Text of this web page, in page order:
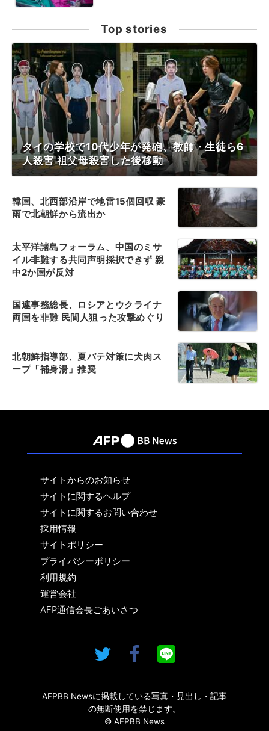
Top stories
タイの学校で10代少年が発砲、教師・生徒ら6
人殺害 祖父母殺害した後移動
韓国、北西部沿岸で地雷15個回収 豪
雨で北朝鮮から流出か
太平洋諸島フォーラム、中国のミサ
イル非難する共同声明採択できず 親
中2か国が反対
国連事務総長、ロシアとウクライナ
両国を非難 民間人狙った攻撃めぐり
北朝鮮指導部、夏バテ対策に犬肉ス
ープ「補身湯」推奨
サイトからのお知らせ
サイトに関するヘルプ
サイトに関するお問い合わせ
採用情報
サイトポリシー
プライバシーポリシー
利用規約
運営会社
AFP通信会長ごあいさつ
AFPBB Newsに掲載している写真・見出し・記事
の無断使用を禁じます。
© AFPBB News